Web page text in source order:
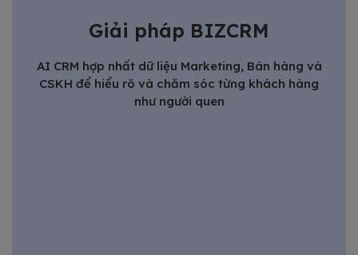
Giải pháp BIZCRM
AI CRM hợp nhất dữ liệu Marketing, Bán hàng và
CSKH để hiểu rõ và chăm sóc từng khách hàng
như người quen